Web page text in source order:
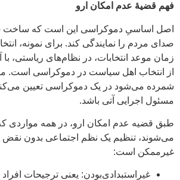
فهم قضیۀ عدم امکان ارو
اصل اساسیِ دموکراسی این است که ساخت
صدای مردم را نمایندگی کند. برای نمونه،
زمان موعد انتخابات، در نظام‌های ریاستی، با
از انتخاب اهل سیاست در دموکراسی است.
شمرده می‌شود در یک دموکراسی تعیین
مسئول اجرایی آتی باشد.
طبق قضیه عدم امکان ارو، در همه مواردی
می‌شوند، تنظیم یک نظم اجتماعی بدون نقض
غیرممکن است:
غیراستبدادی‌بودن: یعنی ترجیحات